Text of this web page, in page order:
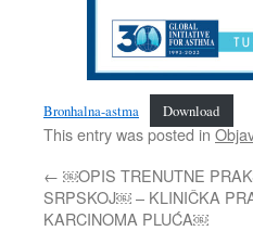
Bronhalna-astma Download
This entry was posted in
← ￼OPIS TRENUTNE
SRPSKOJ￼ – KLINIČKA
KARCINOMA PLUĆA￼